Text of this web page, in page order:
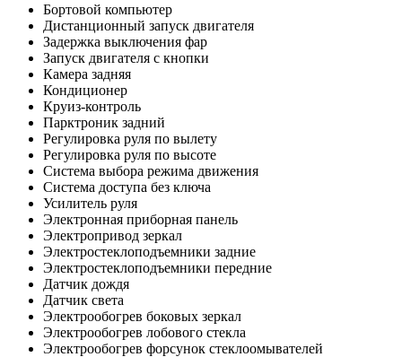
Бортовой компьютер
Дистанционный запуск двигателя
Задержка выключения фар
Запуск двигателя с кнопки
Камера задняя
Кондиционер
Круиз-контроль
Парктроник задний
Регулировка руля по вылету
Регулировка руля по высоте
Система выбора режима движения
Система доступа без ключа
Усилитель руля
Электронная приборная панель
Электропривод зеркал
Электростеклоподъемники задние
Электростеклоподъемники передние
Датчик дождя
Датчик света
Электрообогрев боковых зеркал
Электрообогрев лобового стекла
Электрообогрев форсунок стеклоомывателей